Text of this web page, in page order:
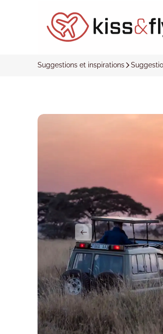
Suggestions et inspirations